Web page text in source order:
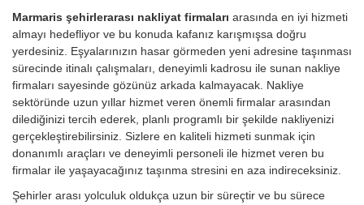
Marmaris şehirlerarası nakliyat firmaları arasında en iyi hizmeti
almayı hedefliyor ve bu konuda kafanız karışmışsa doğru
yerdesiniz. Eşyalarınızın hasar görmeden yeni adresine taşınması
sürecinde itinalı çalışmaları, deneyimli kadrosu ile sunan nakliye
firmaları sayesinde gözünüz arkada kalmayacak. Nakliye
sektöründe uzun yıllar hizmet veren önemli firmalar arasından
dilediğinizi tercih ederek, planlı programlı bir şekilde nakliyenizi
gerçekleştirebilirsiniz. Sizlere en kaliteli hizmeti sunmak için
donanımlı araçları ve deneyimli personeli ile hizmet veren bu
firmalar ile yaşayacağınız taşınma stresini en aza indireceksiniz.
Şehirler arası yolculuk oldukça uzun bir süreçtir ve bu sürece